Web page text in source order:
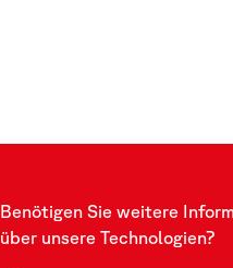
Benötigen Sie weitere
über unsere Technologien?